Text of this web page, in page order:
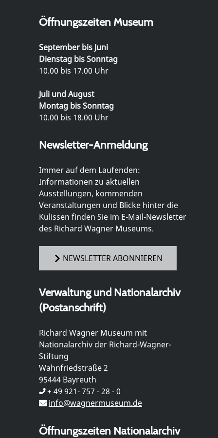
Öffnungszeiten Museum
September bis Juni
Dienstag bis Sonntag
10.00 bis 17.00 Uhr
Juli und August
Montag bis Sonntag
10.00 bis 18.00 Uhr
Newsletter-Anmeldung
Immer auf dem Laufenden:
Informationen zu aktuellen
Ausstellungen, kommenden
Veranstaltungen und Blicke hinter die
Kulissen finden Sie im E-Mail-Newsletter
des Richard Wagner Museums.
NEWSLETTER ABONNIEREN
Verwaltung und Nationalarchiv
(Postanschrift)
Richard Wagner Museum mit
Nationalarchiv der Richard-Wagner-
Stiftung
Wahnfriedstraße 2
95444 Bayreuth
+ 49 921- 757 - 28 - 0
info@wagnermuseum.de
Öffnungszeiten Nationalarchiv